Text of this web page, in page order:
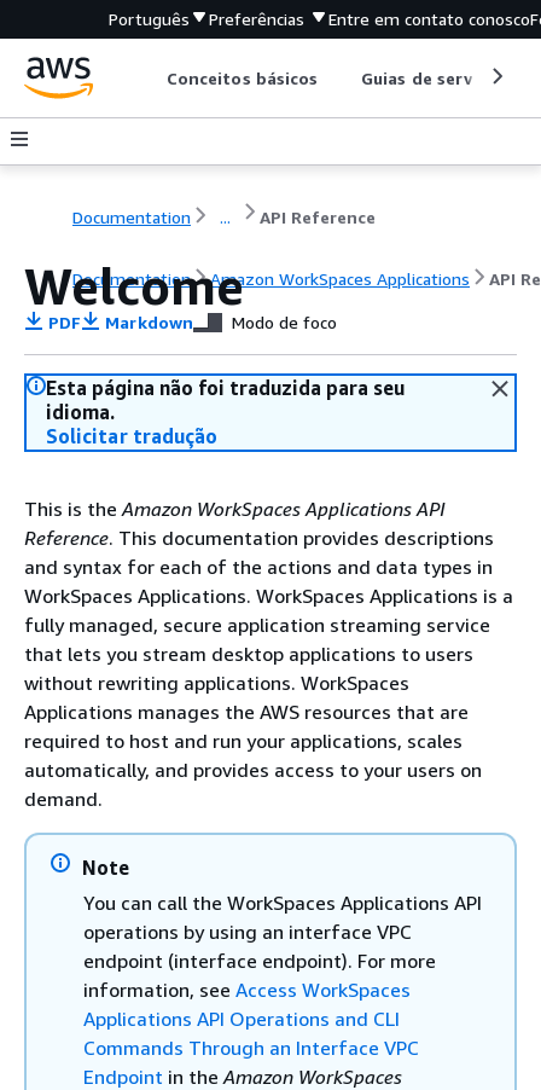
Português Preferências Entre em contato conosco
Conceitos básicos Guias de serviço
Documentation ... API Reference
Documentation Amazon WorkSpaces Applications API
Welcome
PDF Markdown Modo de foco
Esta página não foi traduzida para seu
idioma.
Solicitar tradução
This is theAmazon WorkSpaces Applications API
Reference. This documentation provides descriptions
and syntax for each of the actions and data types in
WorkSpaces Applications. WorkSpaces Applications is a
fully managed, secure application streaming service
that lets you stream desktop applications to users
without rewriting applications. WorkSpaces
Applications manages the AWS resources that are
required to host and run your applications, scales
automatically, and provides access to your users on
demand.
Note
You can call the WorkSpaces Applications API
operations by using an interface VPC
endpoint (interface endpoint). For more
information, see Access WorkSpaces
Applications API Operations and CLI
Commands Through an Interface VPC
Endpoint in theAmazon WorkSpaces